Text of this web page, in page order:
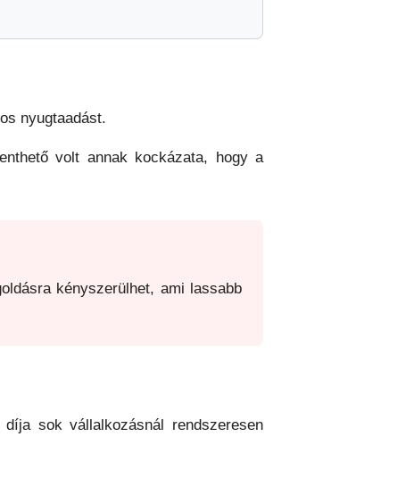
nyugtaadást.
volt annak kockázata, hogy a
kényszerülhet, ami lassabb
sok vállalkozásnál rendszeresen